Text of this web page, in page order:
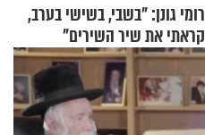
רומי גונן: "בשבי, בשישי בערב,
קראתי את שיר השירים"